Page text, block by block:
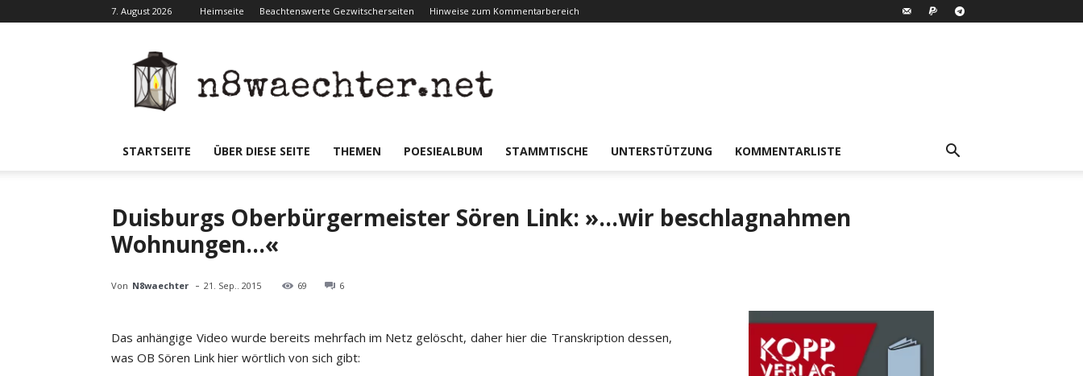
7. August 2026 Heimseite Beachtenswerte Gezwitscherseiten Hinweise zum Kommentarbereich
STARTSEITE ÜBER DIESE SEITE THEMEN POESIEALBUM STAMMTISCHE UNTERSTÜTZUNG KOMMENTARLISTE
Duisburgs Oberbürgermeister Sören Link: »…wir beschlagnahmen
Wohnungen…«
Von N8waechter - 21. Sep.. 2015 69 6
Das anhängige Video wurde bereits mehrfach im Netz gelöscht, daher hier die Transkription dessen,
was OB Sören Link hier wörtlich von sich gibt: